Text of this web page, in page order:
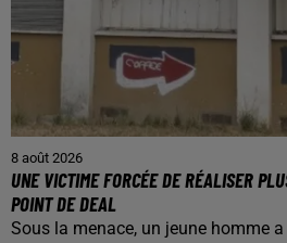
8 août 2026
UNE VICTIME FORCÉE DE RÉALISER
POINT DE DEAL
Sous la menace, un jeune homme